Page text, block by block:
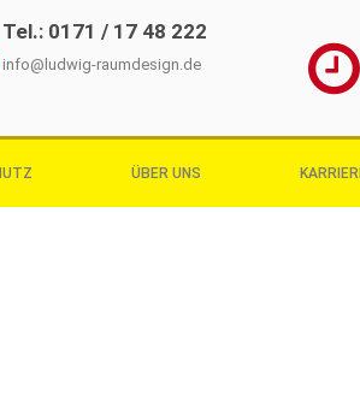
Tel.: 0171 / 17 48 222
info@ludwig-raumdesign.de
ÜBER UNS